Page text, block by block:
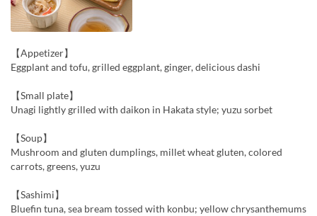
【Appetizer】
Eggplant and tofu, grilled eggplant, ginger, delicious dashi
【Small plate】
Unagi lightly grilled with daikon in Hakata style; yuzu sorbet
【Soup】
Mushroom and gluten dumplings, millet wheat gluten, colored
carrots, greens, yuzu
【Sashimi】
Bluefin tuna, sea bream tossed with konbu; yellow chrysanthemums